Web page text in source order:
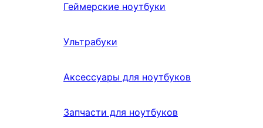
Геймерские ноутбуки
Ультрабуки
Аксессуары для ноутбуков
Запчасти для ноутбуков